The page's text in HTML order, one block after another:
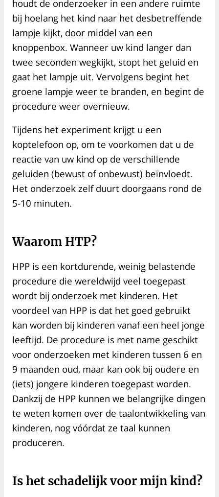
houdt de onderzoeker in een andere ruimte
bij hoelang het kind naar het desbetreffende
lampje kijkt, door middel van een
knoppenbox. Wanneer uw kind langer dan
twee seconden wegkijkt, stopt het geluid en
gaat het lampje uit. Vervolgens begint het
groene lampje weer te branden, en begint de
procedure weer overnieuw.
Tijdens het experiment krijgt u een
koptelefoon op, om te voorkomen dat u de
reactie van uw kind op de verschillende
geluiden (bewust of onbewust) beïnvloedt.
Het onderzoek zelf duurt doorgaans rond de
5-10 minuten.
Waarom HTP?
HPP is een kortdurende, weinig belastende
procedure die wereldwijd veel toegepast
wordt bij onderzoek met kinderen. Het
voordeel van HPP is dat het goed gebruikt
kan worden bij kinderen vanaf een heel jonge
leeftijd. De procedure is met name geschikt
voor onderzoeken met kinderen tussen 6 en
9 maanden oud, maar kan ook bij oudere en
(iets) jongere kinderen toegepast worden.
Dankzij de HPP kunnen we belangrijke dingen
te weten komen over de taalontwikkeling van
kinderen, nog vóórdat ze taal kunnen
produceren.
Is het schadelijk voor mijn kind?